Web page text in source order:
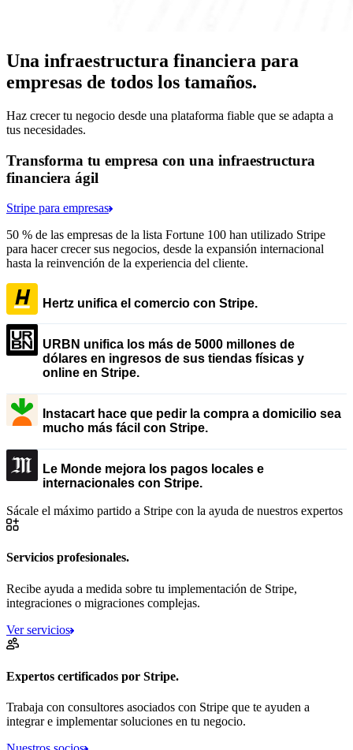
Una infraestructura financiera para
empresas de todos los tamaños.
Haz crecer tu negocio desde una plataforma fiable que se adapta a
tus necesidades.
Transforma tu empresa con una infraestructura
financiera ágil
Stripe para empresas
50 % de las empresas de la lista Fortune 100 han utilizado Stripe
para hacer crecer sus negocios, desde la expansión internacional
hasta la reinvención de la experiencia del cliente.
Hertz unifica el comercio con Stripe.
URBN unifica los más de 5000 millones de
dólares en ingresos de sus tiendas físicas y
online en Stripe.
Instacart hace que pedir la compra a domicilio sea
mucho más fácil con Stripe.
Le Monde mejora los pagos locales e
internacionales con Stripe.
Sácale el máximo partido a Stripe con la ayuda de nuestros expertos
Servicios profesionales.
Recibe ayuda a medida sobre tu implementación de Stripe,
integraciones o migraciones complejas.
Ver servicios
Expertos certificados por Stripe.
Trabaja con consultores asociados con Stripe que te ayuden a
integrar e implementar soluciones en tu negocio.